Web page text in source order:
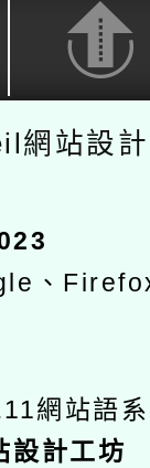
網站設
、
網站語
設計工坊